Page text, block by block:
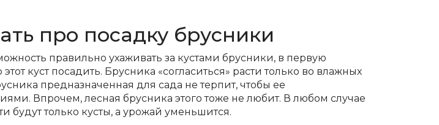
про посадку брусники
правильно ухаживать за кустами брусники, в первую
куст посадить. Брусника «согласиться» расти только во влажных
предназначенная для сада не терпит, чтобы ее
Впрочем, лесная брусника этого тоже не любит. В любом случае
будут только кусты, а урожай уменьшится.